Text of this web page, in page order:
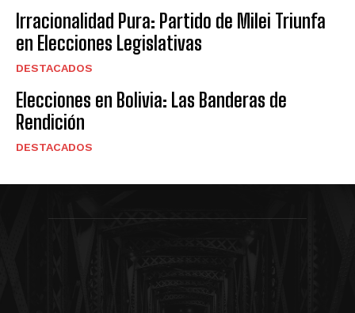
Irracionalidad Pura: Partido de Milei Triunfa
en Elecciones Legislativas
DESTACADOS
Elecciones en Bolivia: Las Banderas de
Rendición
DESTACADOS